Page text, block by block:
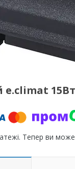
e.climat
Тепер ви